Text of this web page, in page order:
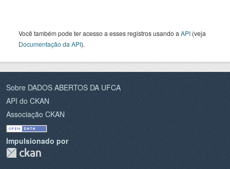
Você também pode ter acesso a esses registros usando a API (veja
Documentação da API).
Sobre DADOS ABERTOS DA UFCA
API do CKAN
Associação CKAN
Impulsionado por